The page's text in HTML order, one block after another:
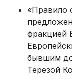
«Правило
фракцией
бывшим
Терезой